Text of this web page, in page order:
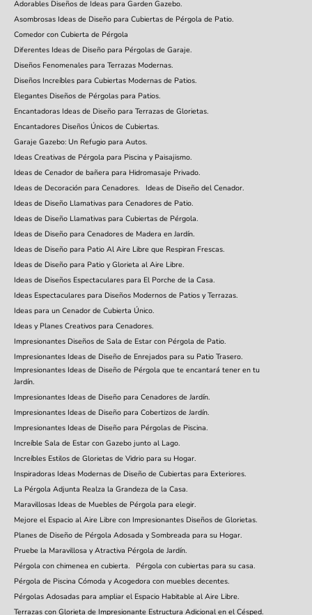
Adorables Diseños de Ideas para Garden Gazebo.
Asombrosas Ideas de Diseño para Cubiertas de Pérgola de Patio.
Comedor con Cubierta de Pérgola
Diferentes Ideas de Diseño para Pérgolas de Garaje.
Diseños Fenomenales para Terrazas Modernas.
Diseños Increíbles para Cubiertas Modernas de Patios.
Elegantes Diseños de Pérgolas para Patios.
Encantadoras Ideas de Diseño para Terrazas de Glorietas.
Encantadores Diseños Únicos de Cubiertas.
Garaje Gazebo: Un Refugio para Autos.
Ideas Creativas de Pérgola para Piscina y Paisajismo.
Ideas de Cenador de bañera para Hidromasaje Privado.
Ideas de Decoración para Cenadores.
Ideas de Diseño del Cenador.
Ideas de Diseño Llamativas para Cenadores de Patio.
Ideas de Diseño Llamativas para Cubiertas de Pérgola.
Ideas de Diseño para Cenadores de Madera en Jardín.
Ideas de Diseño para Patio Al Aire Libre que Respiran Frescas.
Ideas de Diseño para Patio y Glorieta al Aire Libre.
Ideas de Diseños Espectaculares para El Porche de la Casa.
Ideas Espectaculares para Diseños Modernos de Patios y Terrazas.
Ideas para un Cenador de Cubierta Único.
Ideas y Planes Creativos para Cenadores.
Impresionantes Diseños de Sala de Estar con Pérgola de Patio.
Impresionantes Ideas de Diseño de Enrejados para su Patio Trasero.
Impresionantes Ideas de Diseño de Pérgola que te encantará tener en tu
Jardín.
Impresionantes Ideas de Diseño para Cenadores de Jardín.
Impresionantes Ideas de Diseño para Cobertizos de Jardín.
Impresionantes Ideas de Diseño para Pérgolas de Piscina.
Increíble Sala de Estar con Gazebo junto al Lago.
Increíbles Estilos de Glorietas de Vidrio para su Hogar.
Inspiradoras Ideas Modernas de Diseño de Cubiertas para Exteriores.
La Pérgola Adjunta Realza la Grandeza de la Casa.
Maravillosas Ideas de Muebles de Pérgola para elegir.
Mejore el Espacio al Aire Libre con Impresionantes Diseños de Glorietas.
Planes de Diseño de Pérgola Adosada y Sombreada para su Hogar.
Pruebe la Maravillosa y Atractiva Pérgola de Jardín.
Pérgola con chimenea en cubierta.
Pérgola con cubiertas para su casa.
Pérgola de Piscina Cómoda y Acogedora con muebles decentes.
Pérgolas Adosadas para ampliar el Espacio Habitable al Aire Libre.
Terrazas con Glorieta de Impresionante Estructura Adicional en el Césped.